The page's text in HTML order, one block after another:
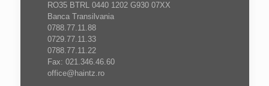
RO35 BTRL 0440 1202 G930 07XX
Banca Transilvania
0788.77.11.88
0729.77.11.33
0788.77.11.22
Fax: 021.346.46.60
office@haintz.ro